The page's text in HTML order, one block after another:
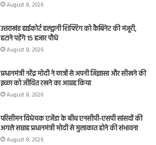
August 8, 2026
उत्तराखंड हाईकोर्ट हल्द्वानी शिफ्टिंग को कैबिनेट की मंजूरी,
हटाने पड़ेंगे 15 हजार पौधे
August 8, 2026
प्रधानमंत्री नरेंद्र मोदी ने छात्रों से अपनी जिज्ञासा और सीखने की
इच्छा को जीवित रखने का आग्रह किया
August 8, 2026
परिसीमन विधेयक एजेंडा के बीच एनसीपी-एसपी सांसदों की
अगले सप्ताह प्रधानमंत्री मोदी से मुलाकात होने की संभावना
August 8, 2026